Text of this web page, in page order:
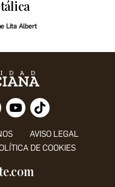
Lita Albert
AVISO LEGAL
DE COOKIES